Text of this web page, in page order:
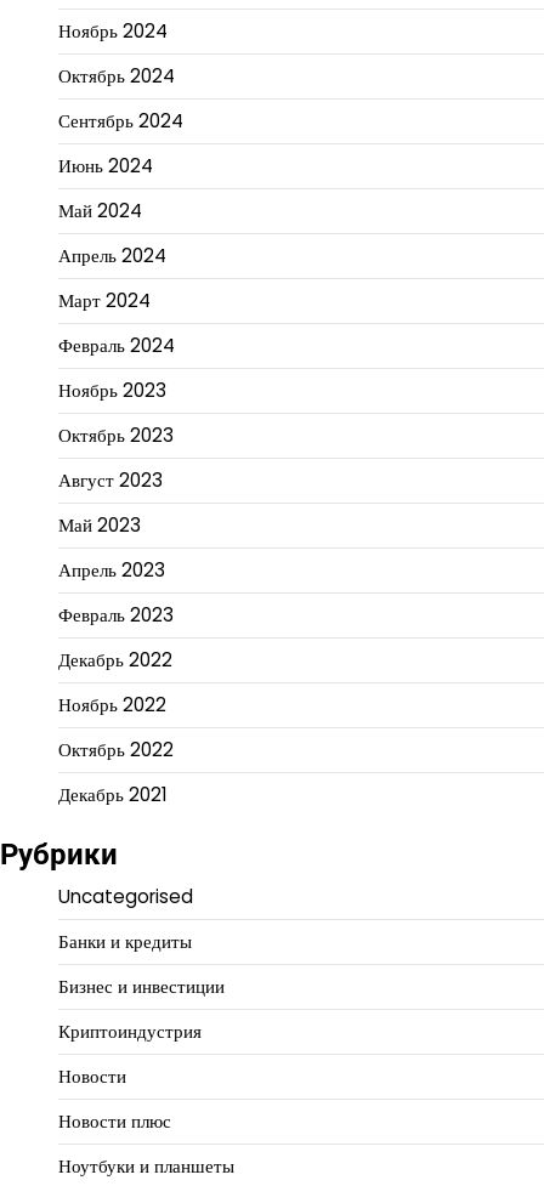
Ноябрь 2024
Октябрь 2024
Сентябрь 2024
Июнь 2024
Май 2024
Апрель 2024
Март 2024
Февраль 2024
Ноябрь 2023
Октябрь 2023
Август 2023
Май 2023
Апрель 2023
Февраль 2023
Декабрь 2022
Ноябрь 2022
Октябрь 2022
Декабрь 2021
Рубрики
Uncategorised
Банки и кредиты
Бизнес и инвестиции
Криптоиндустрия
Новости
Новости плюс
Ноутбуки и планшеты